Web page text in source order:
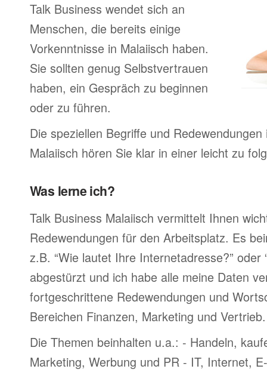
Talk Business wendet sich an
Menschen, die bereits einige
Vorkenntnisse in Malaiisch haben.
Sie sollten genug Selbstvertrauen
haben, ein Gespräch zu beginnen
oder zu führen.
Die speziellen Begriffe und Redewendungen
Malaiisch hören Sie klar in einer leicht zu
Was lerne ich?
Talk Business Malaiisch vermittelt Ihnen
Redewendungen für den Arbeitsplatz. Es
z.B. “Wie lautet Ihre Internetadresse?” oder
abgestürzt und ich habe alle meine Daten
fortgeschrittene Redewendungen und
Bereichen Finanzen, Marketing und Vertrieb.
Die Themen beinhalten u.a.: - Handeln,
Marketing, Werbung und PR - IT, Internet,